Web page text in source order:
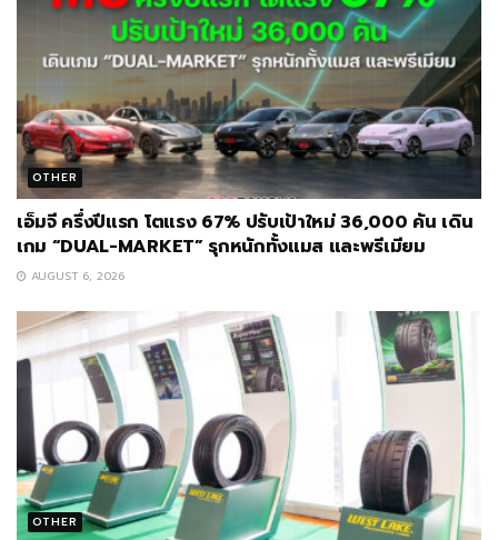
OTHER
เอ็มจี ครึ่งปีแรก โตแรง 67% ปรับเป้าใหม่ 36,000 คัน เดิน
เกม “DUAL-MARKET” รุกหนักทั้งแมส และพรีเมียม
AUGUST 6, 2026
OTHER